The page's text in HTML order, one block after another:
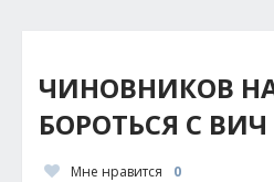
ЧИНОВНИКОВ
БОРОТЬСЯ С ВИЧ
Мне нравится 0